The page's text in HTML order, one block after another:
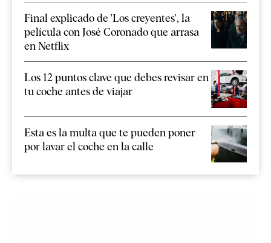
Final explicado de 'Los creyentes', la
película con José Coronado que arrasa
en Netflix
Los 12 puntos clave que debes revisar en
tu coche antes de viajar
Esta es la multa que te pueden poner
por lavar el coche en la calle